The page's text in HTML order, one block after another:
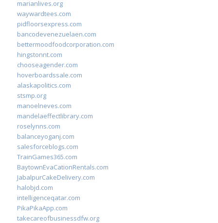
marianlives.org
waywardtees.com
pidfloorsexpress.com
bancodevenezuelaen.com
bettermoodfoodcorporation.com
hingstonnt.com
chooseagender.com
hoverboardssale.com
alaskapolitics.com
stsmp.org
manoelneves.com
mandelaeffectlibrary.com
roselynns.com
balanceyoganj.com
salesforceblogs.com
TrainGames365.com
BaytownEvaCationRentals.com
JabalpurCakeDelivery.com
halobjd.com
intelligenceqatar.com
PikaPikaApp.com
takecareofbusinessdfw.org